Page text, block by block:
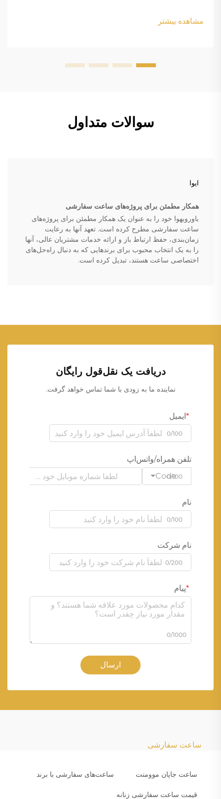
margin-bottom: 18px; font-size: 20px !important; font-
w...
مشاهده بیشتر
سوالات متداول
ایوا
همکار مطمئن برای پروژه‌های ساعت سفارشی
باورویهوا خود را به عنوان یک همکار مطمئن برای پروژه‌های
ساعت سفارشی مطرح کرده است. تعهد آنها به رعایت
زمان‌بندی، حفظ ارتباط باز و ارائه خدمات مشتریان عالی، آنها
را به یک انتخاب محبوب برای برندهایی که به دنبال راه‌حل‌های
اختصاصی ساعت هستند، تبدیل کرده است.
دریافت یک نقل‌قول رایگان
نماینده ما به زودی با شما تماس خواهد گرفت.
ایمیل
0/100
تلفن همراه/واتس‌اپ
Code
0/100
نام
0/100
نام شرکت
0/200
پیام
0/1000
ارسال
ساعت سفارشی
ساعت جاپان موومنت ساعت‌های سفارشی با برند
قیمت ساعت سفارشی زنانه